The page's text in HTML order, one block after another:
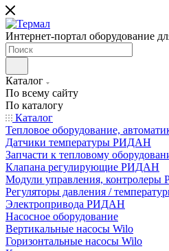
Интернет-портал оборудование
Каталог
По всему сайту
По каталогу
Каталог
Тепловое оборудование,
Датчики температуры РИДАН
Запчасти к тепловому
Клапана регулирующие РИДАН
Модули управления,
Регуляторы давления /
Электропривода РИДАН
Насосное оборудование
Вертикальные насосы Wilo
Горизонтальные насосы Wilo